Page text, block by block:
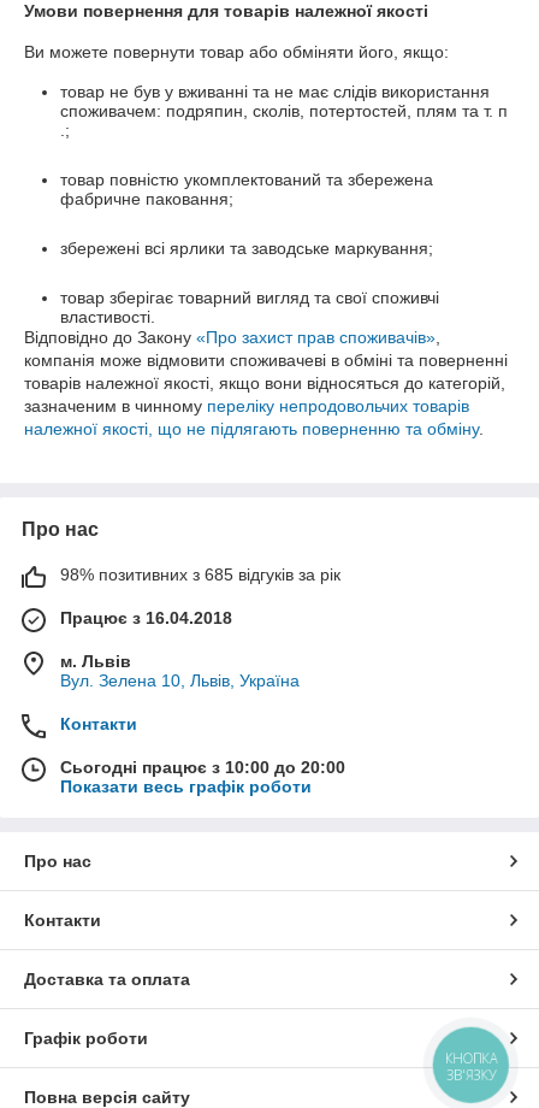
Умови повернення для товарів належної якості
Ви можете повернути товар або обміняти його, якщо:
товар не був у вживанні та не має слідів використання
споживачем: подряпин, сколів, потертостей, плям та т. п
.;
товар повністю укомплектований та збережена
фабричне паковання;
збережені всі ярлики та заводське маркування;
товар зберігає товарний вигляд та свої споживчі
властивості.
Відповідно до Закону «Про захист прав споживачів»
компанія може відмовити споживачеві в обміні та поверненні
товарів належної якості, якщо вони відносяться до категорій,
зазначеним в чинному переліку непродовольчих товарів
належної якості, що не підлягають поверненню та обміну.
Про нас
98% позитивних з 685 відгуків за рік
Працює з 16.04.2018
м. Львів
Вул. Зелена 10, Львів, Україна
Контакти
Сьогодні працює з 10:00 до 20:00
Показати весь графік роботи
Про нас
Контакти
Доставка та оплата
Графік роботи
Повна версія сайту
КНОПКА
ЗВ'ЯЗКУ